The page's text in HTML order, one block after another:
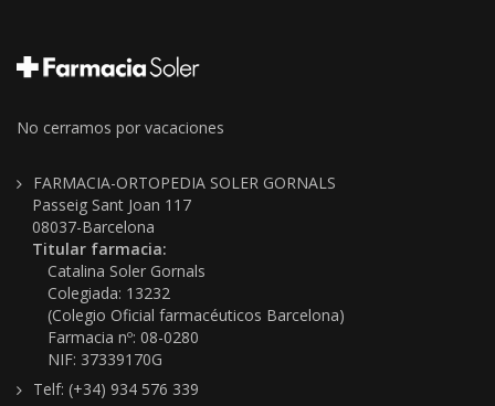
No cerramos por vacaciones
FARMACIA-ORTOPEDIA SOLER GORNALS
Passeig Sant Joan 117
08037-Barcelona
Titular farmacia:
Catalina Soler Gornals
Colegiada: 13232
(Colegio Oficial farmacéuticos Barcelona)
Farmacia nº: 08-0280
NIF: 37339170G
Telf: (+34) 934 576 339